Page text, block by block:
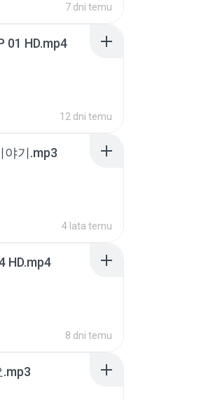
7 dni temu
01 HD.mp4
12 dni temu
야기.mp3
4 lata temu
HD.mp4
8 dni temu